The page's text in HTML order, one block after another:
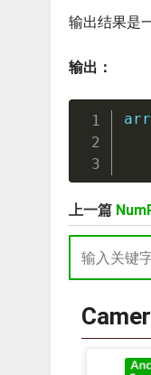
输出结果是
输出：
上一篇